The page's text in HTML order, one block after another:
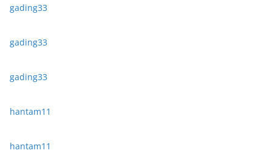
gading33
gading33
gading33
hantam11
hantam11